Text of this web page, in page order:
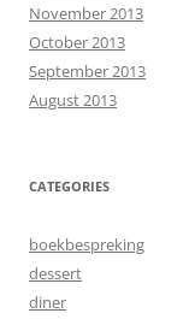
November 2013
October 2013
September 2013
August 2013
CATEGORIES
boekbespreking
dessert
diner